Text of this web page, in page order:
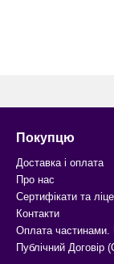
Покупцю
Доставка і оплата
Про нас
Сертифікати та
Контакти
Оплата частинами.
Публічний Договір